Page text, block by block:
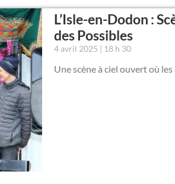
L’Isle-en-Dodon :
des Possibles
4 avril 2025 18 h 30
Une scène à ciel ouvert où